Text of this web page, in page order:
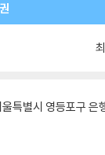
특별시 영등포구 은